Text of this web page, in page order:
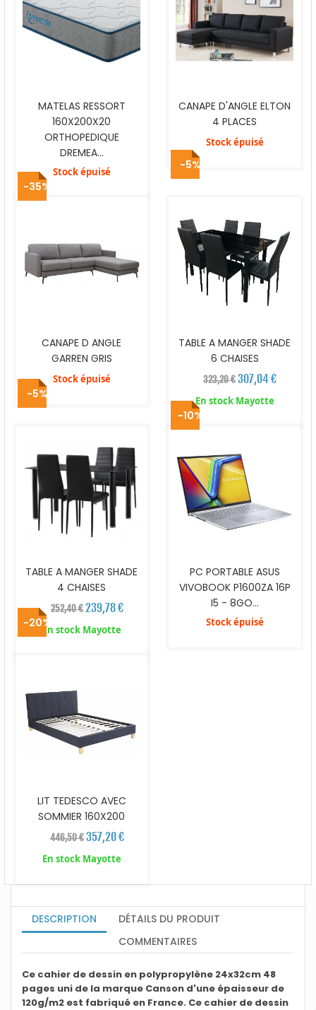
MATELAS RESSORT
160X200X20
ORTHOPEDIQUE
DREMEA...
Stock épuisé
CANAPE D'ANGLE ELTON
4 PLACES
Stock épuisé
-35%
CANAPE D ANGLE
GARREN GRIS
Stock épuisé
-5%
TABLE A MANGER SHADE
6 CHAISES
323,20 €307,04 €
En stock Mayotte
-5%
TABLE A MANGER SHADE
4 CHAISES
252,40 € 239,78 €
En stock Mayotte
-10%
PC PORTABLE ASUS
VIVOBOOK P1600ZA 16P
I5 - 8GO...
Stock épuisé
-20%
LIT TEDESCO AVEC
SOMMIER 160X200
446,50 € 357,20 €
En stock Mayotte
DESCRIPTION
DÉTAILS DU PRODUIT
COMMENTAIRES
Ce cahier de dessin en polypropylène 24x32cm 48
pages uni de la marque Canson d'une épaisseur de
120g/m2 est fabriqué en France. Ce cahier de dessin